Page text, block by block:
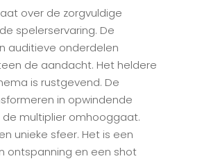
over de zorgvuldige
spelerservaring. De
auditieve onderdelen
de aandacht. Het heldere
is rustgevend. De
in opwindende
de multiplier omhooggaat.
unieke sfeer. Het is een
ontspanning en een shot